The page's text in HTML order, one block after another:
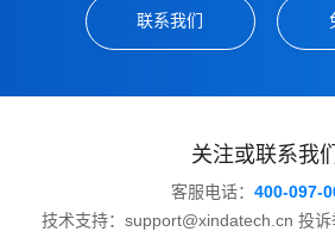
联系我们
关注或联系我们
客服电话： 400-097-
技术支持：support@xindatech.cn 投